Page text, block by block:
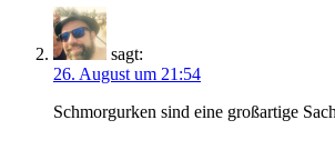
sagt:
26. August um 21:54
Schmorgurken sind eine großartige